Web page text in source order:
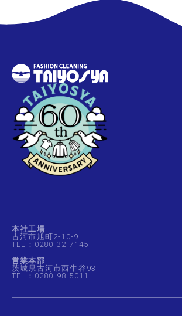
本社工場
古河市旭町2-10-9
TEL：0280-32-7145
営業本部
茨城県古河市西牛谷93
TEL：0280-98-5011